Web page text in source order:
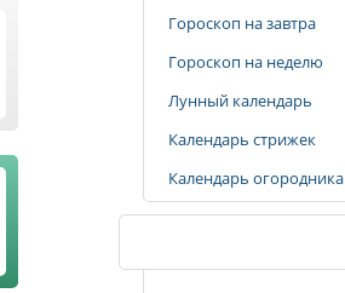
Гороскоп на завтра
Гороскоп на неделю
Лунный календарь
Календарь стрижек
Календарь огородника